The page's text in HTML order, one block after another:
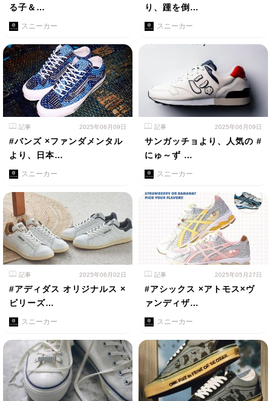
る子＆…
スニーカー
り、踵を倒…
スニーカー
記事 2025年06月09日
#バンズ ×ファンダメンタル
より、日本…
スニーカー
記事 2025年06月09日
サンガッチョより、人気の #
にゅ～ず …
スニーカー
記事 2025年06月02日
#アディダス オリジナルス ×
ビリーズ…
スニーカー
記事 2025年05月27日
#アシックス ×アトモス×ヴ
ァンディザ…
スニーカー